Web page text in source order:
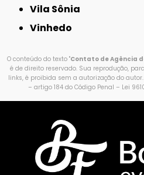
Vila Sônia
Vinhedo
O conteúdo do texto "Contato de Agência
é de direito reservado. Sua reprodução,
links, é proibida sem a autorização do
– artigo 184 do Código Penal – Lei